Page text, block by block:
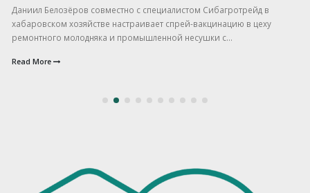
Даниил Белозёров совместно с специалистом Сибагротрейд в
хабаровском хозяйстве настраивает спрей-вакцинацию в цеху
ремонтного молодняка и промышленной несушки с...
Read More